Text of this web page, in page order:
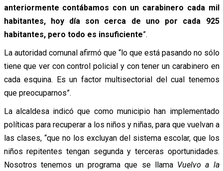
anteriormente contábamos con un carabinero cada mil
habitantes, hoy día son cerca de uno por cada 925
habitantes, pero todo es insuficiente”.
La autoridad comunal afirmó que “lo que está pasando no sólo
tiene que ver con control policial y con tener un carabinero en
cada esquina. Es un factor multisectorial del cual tenemos
que preocuparnos”.
La alcaldesa indicó que como municipio han implementado
políticas para recuperar a los niños y niñas, para que vuelvan a
las clases, “que no los excluyan del sistema escolar, que los
niños repitentes tengan segunda y terceras oportunidades.
Nosotros tenemos un programa que se llama Vuelvo a la